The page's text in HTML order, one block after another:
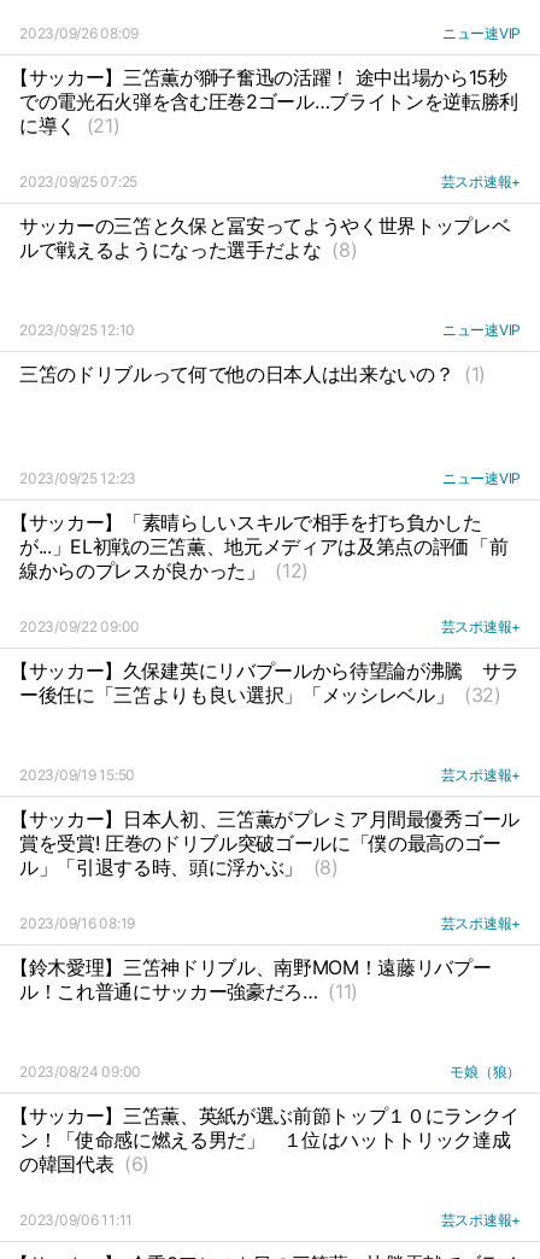
2023/09/26 08:09 ニュー速VIP
【サッカー】三笘薫が獅子奮迅の活躍！ 途中出場から15秒
での電光石火弾を含む圧巻2ゴール…ブライトンを逆転勝利
に導く
(21)
2023/09/25 07:25 芸スポ速報+
サッカーの三笘と久保と冨安ってようやく世界トップレベ
ルで戦えるようになった選手だよな (8)
2023/09/25 12:10 ニュー速VIP
三笘のドリブルって何で他の日本人は出来ないの？ (1)
2023/09/25 12:23 ニュー速VIP
【サッカー】「素晴らしいスキルで相手を打ち負かした
が...」EL初戦の三笘薫、地元メディアは及第点の評価「前
線からのプレスが良かった」
(12)
2023/09/22 09:00 芸スポ速報+
【サッカー】久保建英にリバプールから待望論が沸騰
サラ
ー後任に「三笘よりも良い選択」「メッシレベル」
(32)
2023/09/19 15:50 芸スポ速報+
【サッカー】日本人初、三笘薫がプレミア月間最優秀ゴール
賞を受賞! 圧巻のドリブル突破ゴールに「僕の最高のゴー
ル」「引退する時、頭に浮かぶ」
(8)
2023/09/16 08:19 芸スポ速報+
【鈴木愛理】三笘神ドリブル、南野MOM！遠藤リバプー
ル！これ普通にサッカー強豪だろ… (11)
2023/08/24 09:00 モ娘（狼）
【サッカー】三笘薫、英紙が選ぶ前節トップ１０にランクイ
ン！「使命感に燃える男だ」
１位はハットトリック達成
の韓国代表 (6)
2023/09/06 11:11 芸スポ速報+